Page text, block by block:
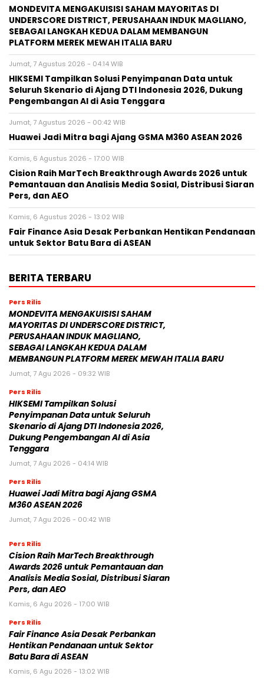
MONDEVITA MENGAKUISISI SAHAM MAYORITAS DI
UNDERSCORE DISTRICT, PERUSAHAAN INDUK MAGLIANO,
SEBAGAI LANGKAH KEDUA DALAM MEMBANGUN
PLATFORM MEREK MEWAH ITALIA BARU
Jumat, 7 Agustus 2026 - 04:14 WIB
HIKSEMI Tampilkan Solusi Penyimpanan Data untuk
Seluruh Skenario di Ajang DTI Indonesia 2026, Dukung
Pengembangan AI di Asia Tenggara
Jumat, 7 Agustus 2026 - 00:42 WIB
Huawei Jadi Mitra bagi Ajang GSMA M360 ASEAN 2026
Kamis, 6 Agustus 2026 - 17:00 WIB
Cision Raih MarTech Breakthrough Awards 2026 untuk
Pemantauan dan Analisis Media Sosial, Distribusi Siaran
Pers, dan AEO
Kamis, 6 Agustus 2026 - 13:02 WIB
Fair Finance Asia Desak Perbankan Hentikan Pendanaan
untuk Sektor Batu Bara di ASEAN
BERITA TERBARU
Pers Rilis
MONDEVITA MENGAKUISISI SAHAM
MAYORITAS DI UNDERSCORE DISTRICT,
PERUSAHAAN INDUK MAGLIANO,
SEBAGAI LANGKAH KEDUA DALAM
MEMBANGUN PLATFORM MEREK MEWAH ITALIA BARU
Jumat, 7 Agu 2026 - 09:32 WIB
Pers Rilis
HIKSEMI Tampilkan Solusi
Penyimpanan Data untuk Seluruh
Skenario di Ajang DTI Indonesia 2026,
Dukung Pengembangan AI di Asia
Tenggara
Jumat, 7 Agu 2026 - 04:14 WIB
Pers Rilis
Huawei Jadi Mitra bagi Ajang GSMA
M360 ASEAN 2026
Jumat, 7 Agu 2026 - 00:42 WIB
Pers Rilis
Cision Raih MarTech Breakthrough
Awards 2026 untuk Pemantauan dan
Analisis Media Sosial, Distribusi Siaran
Pers, dan AEO
Kamis, 6 Agu 2026 - 17:00 WIB
Pers Rilis
Fair Finance Asia Desak Perbankan
Hentikan Pendanaan untuk Sektor
Batu Bara di ASEAN
Kamis, 6 Agu 2026 - 13:02 WIB